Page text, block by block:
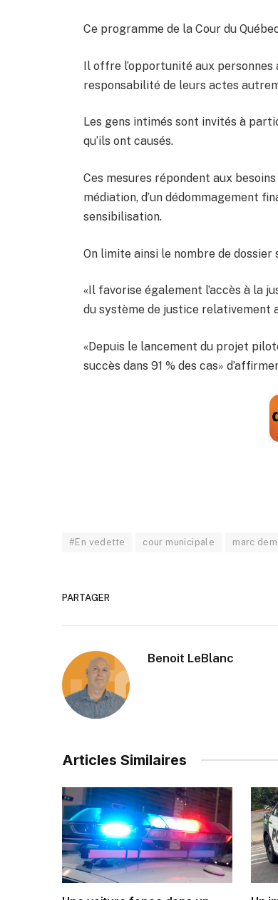
Ce programme de la Cour du
Il offre l’opportunité aux
responsabilité de leurs actes
Les gens intimés sont invités à
qu’ils ont causés.
Ces mesures répondent aux
médiation, d’un dédommagement
sensibilisation.
On limite ainsi le nombre de dossier
«Il favorise également l’accès à la
du système de justice relativement
«Depuis le lancement du projet
succès dans 91 % des cas»
#En vedette cour municipale marc
PARTAGER
Benoit LeBlanc
Articles Similaires